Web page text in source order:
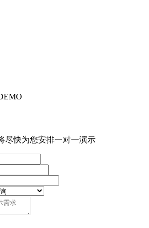
尽快为您安排一对一演示